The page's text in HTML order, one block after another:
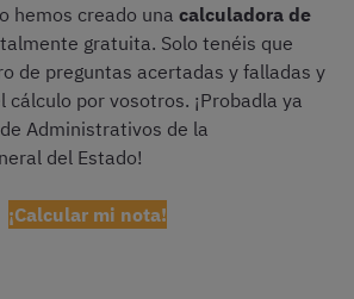
hemos creado una calculadora de
gratuita. Solo tenéis que
de preguntas acertadas y falladas y
cálculo por vosotros. ¡Probadla ya
Administrativos de la
del Estado!
¡Calcular mi nota!